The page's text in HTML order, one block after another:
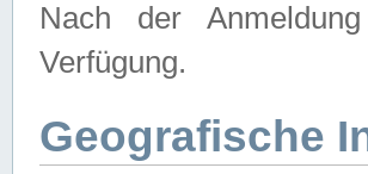
Nach der
Verfügung.
Geografische